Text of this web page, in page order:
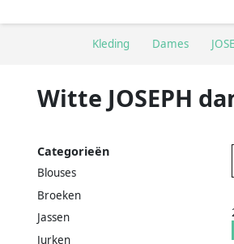
Kleding Dames
Witte JOSEPH
Categorieën
Blouses
Broeken
Jassen
Jurken